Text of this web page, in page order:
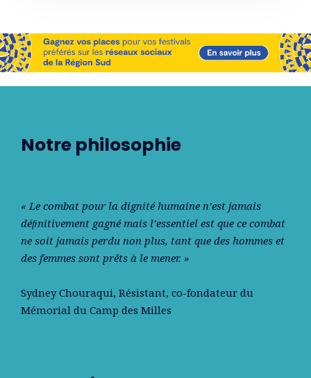
Notre philosophie
« Le combat pour la dignité humaine n’est jamais
déﬁnitivement gagné mais l’essentiel est que ce combat
ne soit jamais perdu non plus, tant que des hommes et
des femmes sont prêts à le mener. »
Sydney Chouraqui, Résistant, co-fondateur du
Mémorial du Camp des Milles